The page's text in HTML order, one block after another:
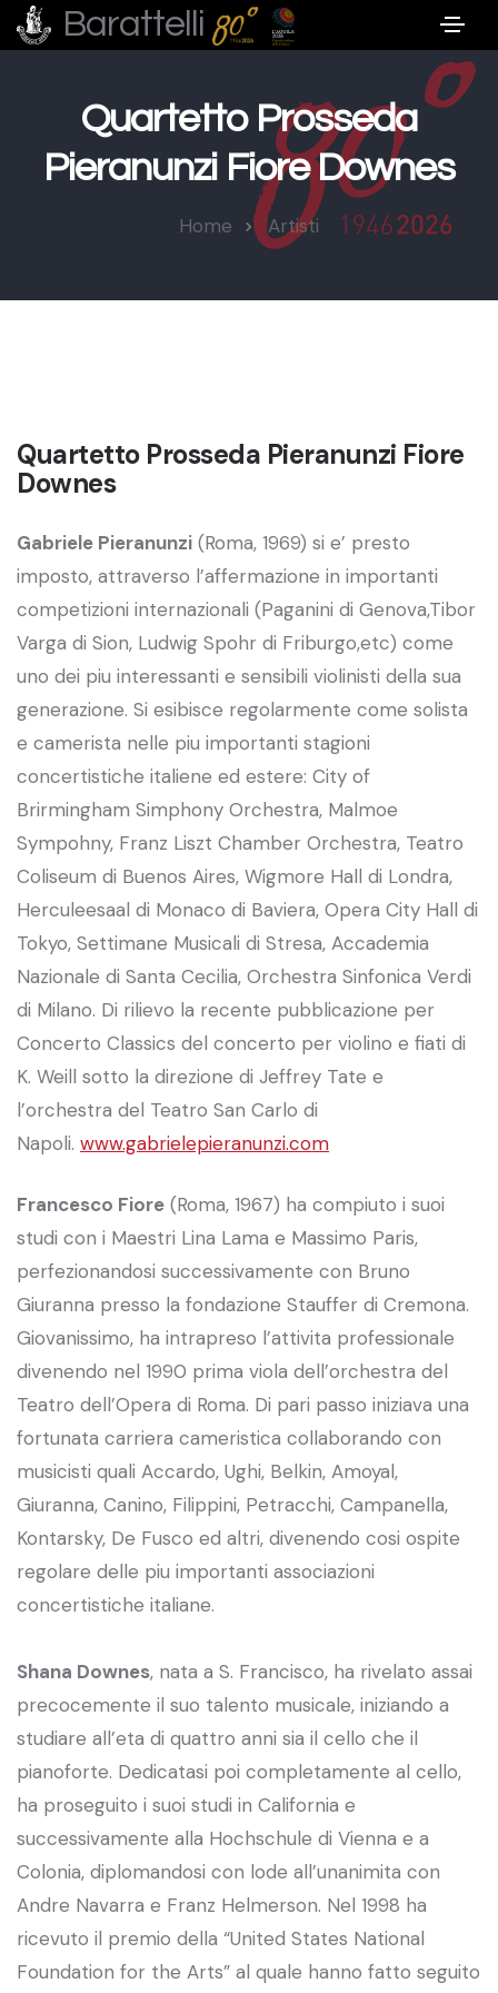
Barattelli
Quartetto Prosseda
Pieranunzi Fiore Downes
Home Artisti
Quartetto Prosseda Pieranunzi Fiore
Downes
Gabriele Pieranunzi (Roma, 1969) si e’ presto
imposto, attraverso l’affermazione in importanti
competizioni internazionali (Paganini di Genova,Tibor
Varga di Sion, Ludwig Spohr di Friburgo,etc) come
uno dei piu interessanti e sensibili violinisti della sua
generazione. Si esibisce regolarmente come solista
e camerista nelle piu importanti stagioni
concertistiche italiene ed estere: City of
Brirmingham Simphony Orchestra, Malmoe
Sympohny, Franz Liszt Chamber Orchestra, Teatro
Coliseum di Buenos Aires, Wigmore Hall di Londra,
Herculeesaal di Monaco di Baviera, Opera City Hall di
Tokyo, Settimane Musicali di Stresa, Accademia
Nazionale di Santa Cecilia, Orchestra Sinfonica Verdi
di Milano. Di rilievo la recente pubblicazione per
Concerto Classics del concerto per violino e fiati di
K. Weill sotto la direzione di Jeffrey Tate e
l’orchestra del Teatro San Carlo di
Napoli. www.gabrielepieranunzi.com
Francesco Fiore (Roma, 1967) ha compiuto i suoi
studi con i Maestri Lina Lama e Massimo Paris,
perfezionandosi successivamente con Bruno
Giuranna presso la fondazione Stauffer di Cremona.
Giovanissimo, ha intrapreso l’attivita professionale
divenendo nel 1990 prima viola dell’orchestra del
Teatro dell’Opera di Roma. Di pari passo iniziava una
fortunata carriera cameristica collaborando con
musicisti quali Accardo, Ughi, Belkin, Amoyal,
Giuranna, Canino, Filippini, Petracchi, Campanella,
Kontarsky, De Fusco ed altri, divenendo cosi ospite
regolare delle piu importanti associazioni
concertistiche italiane.
Shana Downes, nata a S. Francisco, ha rivelato assai
precocemente il suo talento musicale, iniziando a
studiare all’eta di quattro anni sia il cello che il
pianoforte. Dedicatasi poi completamente al cello,
ha proseguito i suoi studi in California e
successivamente alla Hochschule di Vienna e a
Colonia, diplomandosi con lode all’unanimita con
Andre Navarra e Franz Helmerson. Nel 1998 ha
ricevuto il premio della “United States National
Foundation for the Arts” al quale hanno fatto seguito